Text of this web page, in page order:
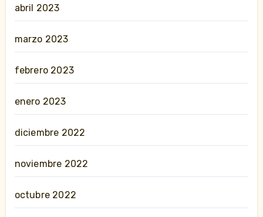
abril 2023
marzo 2023
febrero 2023
enero 2023
diciembre 2022
noviembre 2022
octubre 2022